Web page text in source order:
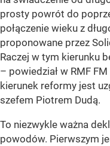
prosty powrót do
połączenie wieku z
proponowane przez
Raczej w tym kierunku
– powiedział w RMF
kierunek reformy jest
szefem Piotrem Dudą.
To niezwykle ważna
powodów. Pierwszym